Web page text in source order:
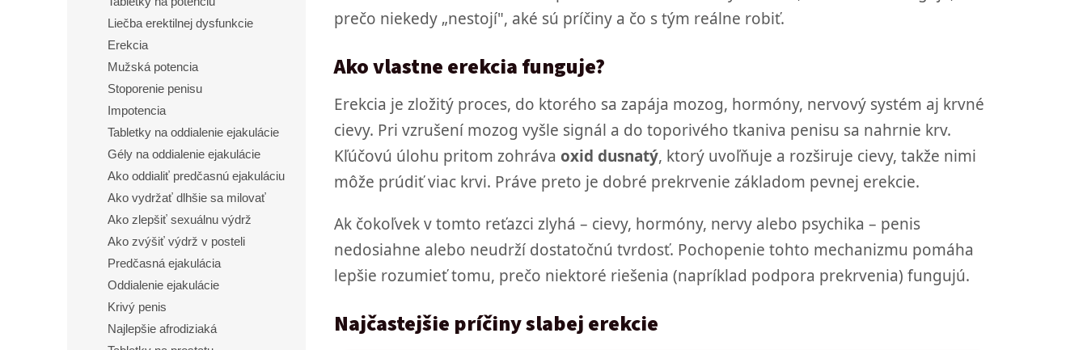
Liečba erektilnej dysfunkcie
Erekcia
Mužská potencia
Stoporenie penisu
Impotencia
Tabletky na oddialenie ejakulácie
Gély na oddialenie ejakulácie
Ako oddialiť predčasnú ejakuláciu
Ako vydržať dlhšie sa milovať
Ako zlepšiť sexuálnu výdrž
Ako zvýšiť výdrž v posteli
Predčasná ejakulácia
Oddialenie ejakulácie
Krivý penis
Najlepšie afrodiziaká
prečo niekedy „nestojí", aké sú príčiny a čo s tým reálne robiť.
Ako vlastne erekcia funguje?
Erekcia je zložitý proces, do ktorého sa zapája mozog, hormóny, nervový systém aj krvné
cievy. Pri vzrušení mozog vyšle signál a do toporivého tkaniva penisu sa nahrnie krv.
Kľúčovú úlohu pritom zohráva oxid dusnatý, ktorý uvoľňuje a rozširuje cievy, takže nimi
môže prúdiť viac krvi. Práve preto je dobré prekrvenie základom pevnej erekcie.
Ak čokoľvek v tomto reťazci zlyhá – cievy, hormóny, nervy alebo psychika – penis
nedosiahne alebo neudrží dostatočnú tvrdosť. Pochopenie tohto mechanizmu pomáha
lepšie rozumieť tomu, prečo niektoré riešenia (napríklad podpora prekrvenia) fungujú.
Najčastejšie príčiny slabej erekcie